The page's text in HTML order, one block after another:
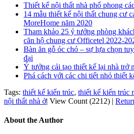
Thiết kế nội thất nhà phố phong
14 mẫu thiết kế nội thất chung cư
MoreHome năm 2020
Tham khảo 25 ý tưởng phòng
căn hộ chung cư Officetel 2022-
Bàn ăn gỗ óc chó – sự lựa chọn
đại
Ý tưởng cải tạo thiết kế lại nhà trở
Phá cách với các chi tiết nhỏ thiết
Tags: thiết kế kiến trúc, thiết kế kiến trúc
nội thất nhà ở| View Count (2212) |
About the Author